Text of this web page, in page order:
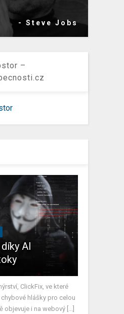
- Steve Jobs
–
AI
ClickFix, ve které
hlášky pro celou
objevuje i na webový [...]